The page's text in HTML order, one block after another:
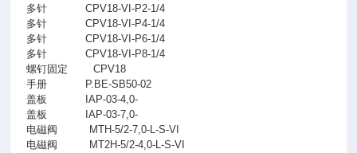
多针
CPV18-VI-P2-1/4
多针
CPV18-VI-P4-1/4
多针
CPV18-VI-P6-1/4
多针
CPV18-VI-P8-1/4
螺钉固定
CPV18
手册
P.BE-SB50-02
盖板
IAP-03-4,0-
盖板
IAP-03-7,0-
电磁阀
MTH-5/2-7,0-L-S-VI
电磁阀
MT2H-5/2-4,0-L-S-VI